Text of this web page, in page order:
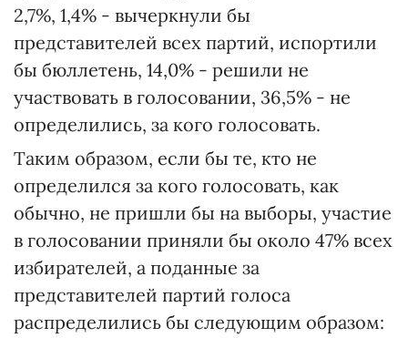
2,7%, 1,4% - вычеркнули бы
представителей всех партий, испортили
бы бюллетень, 14,0% - решили не
участвовать в голосовании, 36,5% - не
определились, за кого голосовать.
Таким образом, если бы те, кто не
определился за кого голосовать, как
обычно, не пришли бы на выборы, участие
в голосовании приняли бы около 47% всех
избирателей, а поданные за
представителей партий голоса
распределились бы следующим образом: